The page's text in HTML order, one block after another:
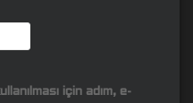
için adım, e-